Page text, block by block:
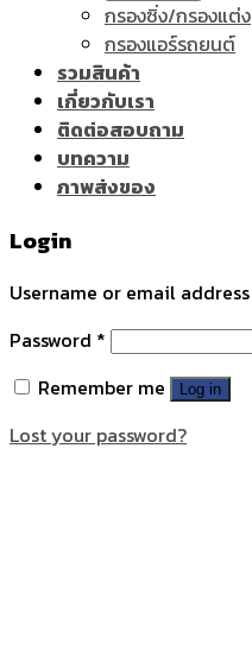
กรองซิ่ง/กรองแต่ง
กรองแอร์รถยนต์
รวมสินค้า
เกี่ยวกับเรา
ติดต่อสอบถาม
บทความ
ภาพส่งของ
Login
Username or email address
Password *
Remember me
Log in
Lost your password?